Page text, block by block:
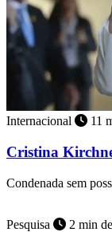
Internacional 11
Cristina
Condenada sem
Pesquisa 2 min